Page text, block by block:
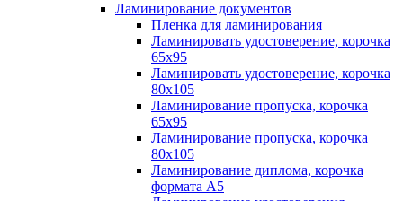
Ламинирование документов
Пленка для ламинирования
Ламинировать удостоверение, корочка
65х95
Ламинировать удостоверение, корочка
80х105
Ламинирование пропуска, корочка
65х95
Ламинирование пропуска, корочка
80х105
Ламинирование диплома, корочка
формата А5